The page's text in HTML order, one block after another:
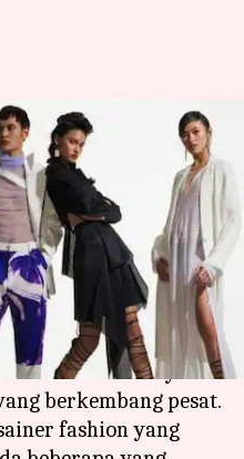
Fashion
Perlu
01:24 pm
kaya akan
di dalamnya
berkembang pesat.
fashion yang